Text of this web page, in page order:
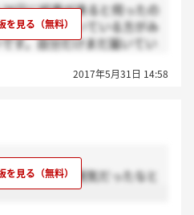
日に結果が来ると伺ったの
ん。既に届いている方がみ
す。自分だけまだ届いてい
2017年5月31日 14:58
穏やかな雰囲気だったなと